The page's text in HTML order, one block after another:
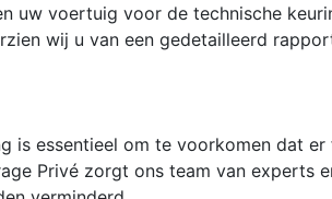
uw voertuig voor de technische
wij u van een gedetailleerd
is essentieel om te voorkomen dat
Privé zorgt ons team van